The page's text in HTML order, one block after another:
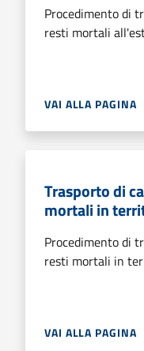
Procedimento di
resti mortali
VAI ALLA PAGINA
Trasporto di
mortali in
Procedimento di
resti mortali in
VAI ALLA PAGINA